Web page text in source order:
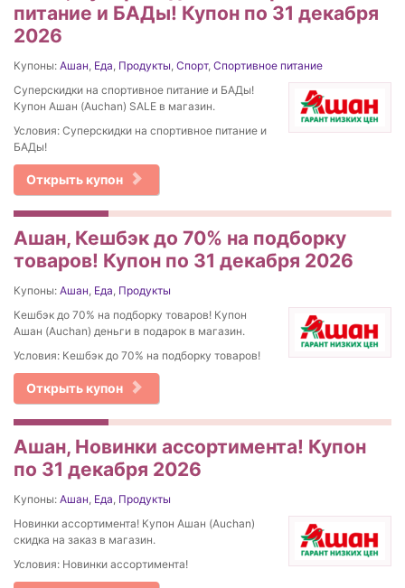
питание и БАДы! Купон по 31 декабря
2026
Купоны: Ашан, Еда, Продукты, Спорт, Спортивное питание
Суперскидки на спортивное питание и БАДы!
Купон Ашан (Auchan) SALE в магазин.
Условия: Суперскидки на спортивное питание и
БАДы!
Открыть купон
Ашан, Кешбэк до 70% на подборку
товаров! Купон по 31 декабря 2026
Купоны: Ашан, Еда, Продукты
Кешбэк до 70% на подборку товаров! Купон
Ашан (Auchan) деньги в подарок в магазин.
Условия: Кешбэк до 70% на подборку товаров!
Открыть купон
Ашан, Новинки ассортимента! Купон
по 31 декабря 2026
Купоны: Ашан, Еда, Продукты
Новинки ассортимента! Купон Ашан (Auchan)
скидка на заказ в магазин.
Условия: Новинки ассортимента!